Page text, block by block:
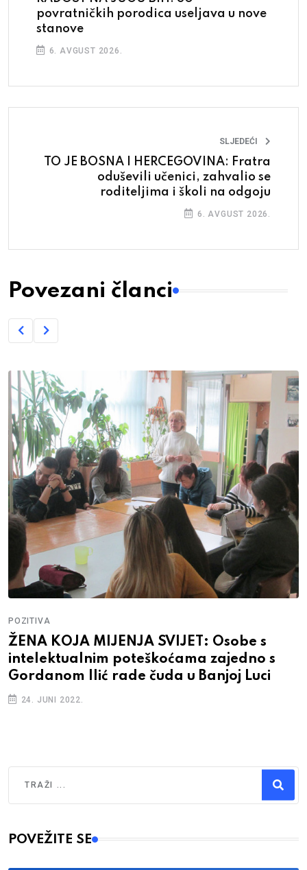
povratničkih porodica useljava u nove
stanove
6. AVGUST 2026.
SLJEDEĆI
TO JE BOSNA I HERCEGOVINA: Fratra
oduševili učenici, zahvalio se
roditeljima i školi na odgoju
6. AVGUST 2026.
Povezani članci
POZITIVA
ŽENA KOJA MIJENJA SVIJET: Osobe s
intelektualnim poteškoćama zajedno s
Gordanom Ilić rade čuda u Banjoj Luci
24. JUNI 2022.
Type 2 or more characters for results.
POVEŽITE SE